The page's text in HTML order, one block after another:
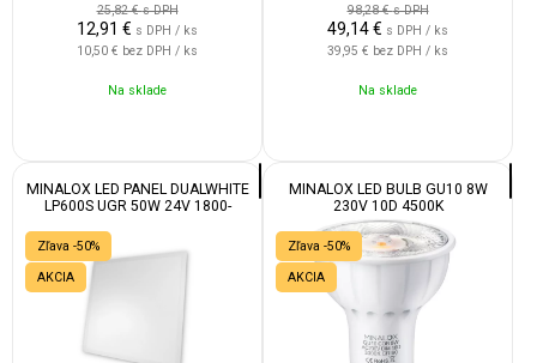
25,82 €s DPH
12,91 € s DPH / ks
10,50 € bez DPH / ks
Na sklade
98,28 €s DPH
49,14€ s DPH / ks
39,95 € bez DPH / ks
Na sklade
MINALOX LED PANEL DUALWHITE
LP600S UGR 50W 24V 1800-
Zľava -50%
AKCIA
MINALOX LED BULB GU10 8W
230V 10D 4500K
Zľava -50%
AKCIA